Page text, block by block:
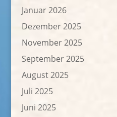
Januar 2026
Dezember 2025
November 2025
September 2025
August 2025
Juli 2025
Juni 2025